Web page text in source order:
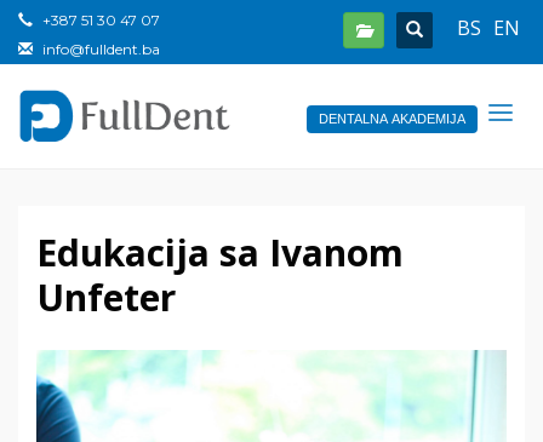
BS EN
+387 51 30 47 07
info@fulldent.ba
DENTALNA AKADEMIJA
Edukacija sa Ivanom
Unfeter